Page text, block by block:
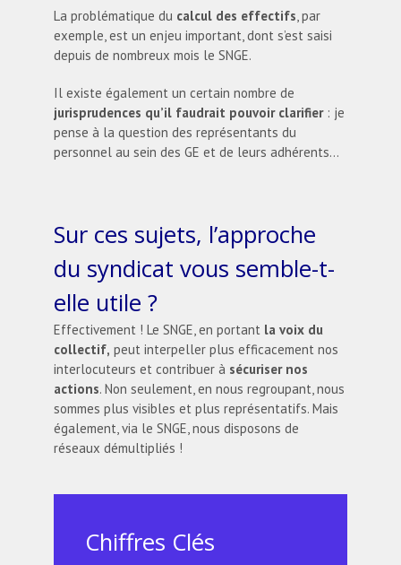
La problématique du calcul des effectifs, par
exemple, est un enjeu important, dont s’est saisi
depuis de nombreux mois le SNGE.
Il existe également un certain nombre de
jurisprudences qu’il faudrait pouvoir clarifier: je
pense à la question des représentants du
personnel au sein des GE et de leurs adhérents…
Sur ces sujets, l’approche
du syndicat vous semble-t-
elle utile ?
Effectivement ! Le SNGE, en portant la voix du
collectif, peut interpeller plus efficacement nos
interlocuteurs et contribuer à sécuriser nos
actions. Non seulement, en nous regroupant, nous
sommes plus visibles et plus représentatifs. Mais
également, via le SNGE, nous disposons de
réseaux démultipliés !
Chiffres Clés